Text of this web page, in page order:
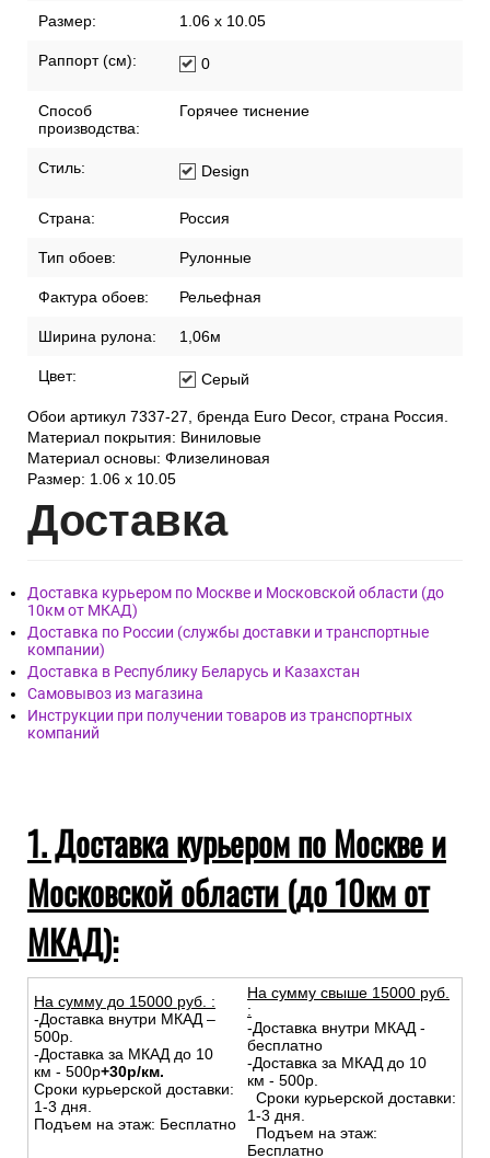
Размер: 1.06 x 10.05
Раппорт (см): 0
Способ
производства:
Горячее тиснение
Стиль: Design
Страна: Россия
Тип обоев: Рулонные
Фактура обоев: Рельефная
Ширина рулона: 1,06м
Цвет: Серый
Обои артикул 7337-27, бренда Euro Decor, страна Россия.
Материал покрытия: Виниловые
Материал основы: Флизелиновая
Размер: 1.06 x 10.05
Доставка
Доставка курьером по Москве и Московской области (до
10км от МКАД)
Доставка по России (службы доставки и транспортные
компании)
Доставка в Республику Беларусь и Казахстан
Самовывоз из магазина
Инструкции при получении товаров из транспортных
компаний
1. Доставка курьером по Москве и
Московской области (до 10км от
МКАД):
На сумму до 15000 руб. :
-Доставка внутри МКАД –
500р.
-Доставка за МКАД до 10
км - 500р+30р/км.
Сроки курьерской доставки:
1-3 дня.
Подъем на этаж: Бесплатно
На сумму свыше 15000 руб.
:
-Доставка внутри МКАД -
бесплатно
-Доставка за МКАД до 10
км - 500р.
Сроки курьерской доставки:
1-3 дня.
Подъем на этаж:
Бесплатно